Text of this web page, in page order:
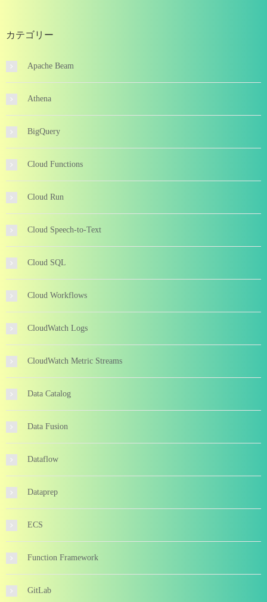
カテゴリー
Apache Beam
Athena
BigQuery
Cloud Functions
Cloud Run
Cloud Speech-to-Text
Cloud SQL
Cloud Workflows
CloudWatch Logs
CloudWatch Metric Streams
Data Catalog
Data Fusion
Dataflow
Dataprep
ECS
Function Framework
GitLab